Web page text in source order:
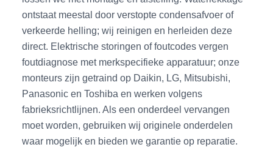
ontstaat meestal door verstopte condensafvoer of
verkeerde helling; wij reinigen en herleiden deze
direct. Elektrische storingen of foutcodes vergen
foutdiagnose met merkspecifieke apparatuur; onze
monteurs zijn getraind op Daikin, LG, Mitsubishi,
Panasonic en Toshiba en werken volgens
fabrieksrichtlijnen. Als een onderdeel vervangen
moet worden, gebruiken wij originele onderdelen
waar mogelijk en bieden we garantie op reparatie.